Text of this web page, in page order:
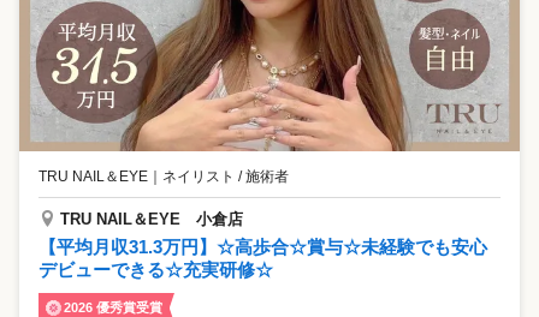
TRU NAIL＆EYE ｜ ネイリスト / 施術者
TRU NAIL＆EYE 小倉店
【平均月収31.3万円】☆高歩合☆賞与☆未経験でも安心
デビューできる☆充実研修☆
2026 優秀賞受賞